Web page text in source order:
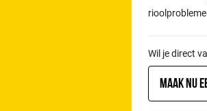
Wil je direct
Maak nu